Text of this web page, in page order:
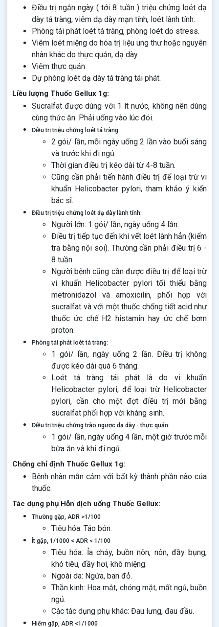
Điều trị ngắn ngày ( tới 8 tuần ) triệu chứng loét dạ
dày tá tràng, viêm dạ dày mạn tính, loét lành tính.
Phòng tái phát loét tá tràng, phòng loét do stress.
Viêm loét miệng do hóa trị liệu ung thư hoặc nguyên
nhân khác do thực quản, dạ dày
Viêm thực quản
Dự phòng loét dạ dày tá tràng tái phát.
Liều lượng Thuốc Gellux 1g:
Sucralfat được dùng với 1 ít nước, không nên dùng
cùng thức ăn. Phải uống vào lúc đói.
Điều trị triệu chứng loét tá tràng:
2 gói/ lần, mỗi ngày uống 2 lần vào buổi sáng
và trước khi đi ngủ.
Thời gian điều trị kéo dài từ 4-8 tuần.
Cũng cần phải tiến hành điều trị để loại trừ vi
khuẩn Helicobacter pylori, tham khảo ý kiến
bác sĩ.
Điều trị triệu chứng loét dạ dày lành tính:
Người lớn: 1 gói/ lần; ngày uống 4 lần.
Điều trị tiếp tục đến khi vết loét lành hẳn (kiểm
tra bằng nội soi). Thường cần phải điều trị 6 -
8 tuần.
Người bệnh cũng cần được điều trị để loại trừ
vi khuẩn Helicobacter pylori tối thiểu bằng
metronidazol và amoxicilin, phối hợp với
sucralfat và với một thuốc chống tiết acid như
thuốc ức chế H2 histamin hay ức chế bơm
proton.
Phòng tái phát loét tá tràng:
1 gói/ lần, ngày uống 2 lần. Điều trị không
được kéo dài quá 6 tháng.
Loét tá tràng tái phát là do vi khuẩn
Helicobacter pylori; để loại trừ Helicobacter
pylori, cần cho một đợt điều trị mới bằng
sucralfat phối hợp với kháng sinh.
Điều trị triệu chứng trào ngược dạ dày - thực quản:
1 gói/ lần, ngày uống 4 lần, một giờ trước mỗi
bữa ăn và khi đi ngủ.
Chống chỉ định Thuốc Gellux 1g:
Bệnh nhân mẫn cảm với bất kỳ thành phần nào của
thuốc.
Tác dụng phụ Hỗn dịch uống Thuốc Gellux:
Thường gặp, ADR >1/100
Tiêu hóa: Táo bón.
Ít gặp, 1/1000 < ADR < 1/100
Tiêu hóa: Ỉa chảy, buồn nôn, nôn, đầy bụng,
khó tiêu, đầy hơi, khô miệng.
Ngoài da: Ngứa, ban đỏ.
Thần kinh: Hoa mắt, chóng mặt, mất ngủ, buồn
ngủ.
Các tác dụng phụ khác: Đau lưng, đau đầu.
Hiếm gặp, ADR <1/1000